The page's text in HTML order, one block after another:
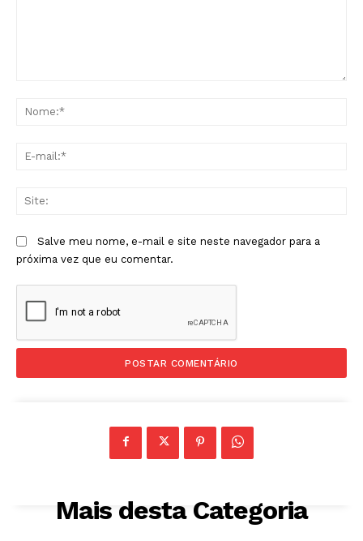
Salve meu nome, e-mail e site neste navegador para a
próxima vez que eu comentar.
Mais desta Categoria